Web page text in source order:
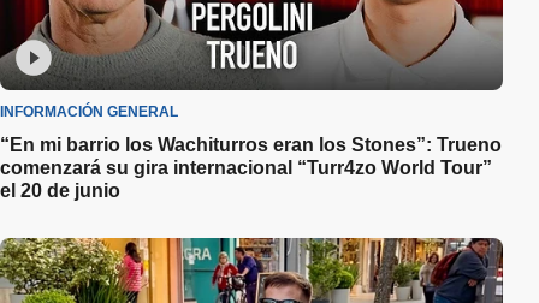
INFORMACIÓN GENERAL
“En mi barrio los Wachiturros eran los Stones”: Trueno
comenzará su gira internacional “Turr4zo World Tour”
el 20 de junio